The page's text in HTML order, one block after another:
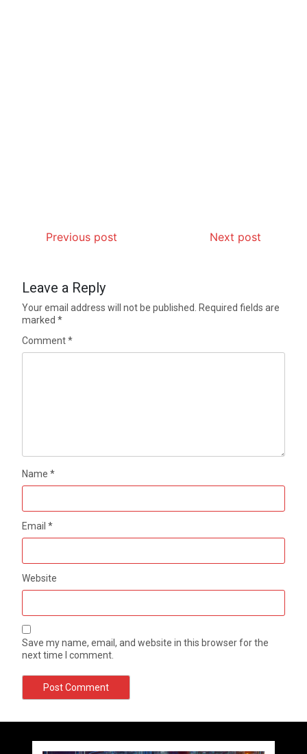
Previous post Next post
Leave a Reply
Your email address will not be published.
Required fields are
marked*
Comment*
Name*
Email*
Website
Save my name, email, and website in this browser for the
next time I comment.